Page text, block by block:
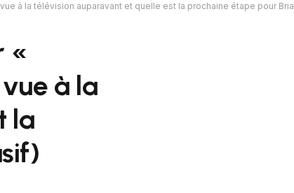
à la télévision auparavant et quelle est la prochaine étape pour
«
à la
la